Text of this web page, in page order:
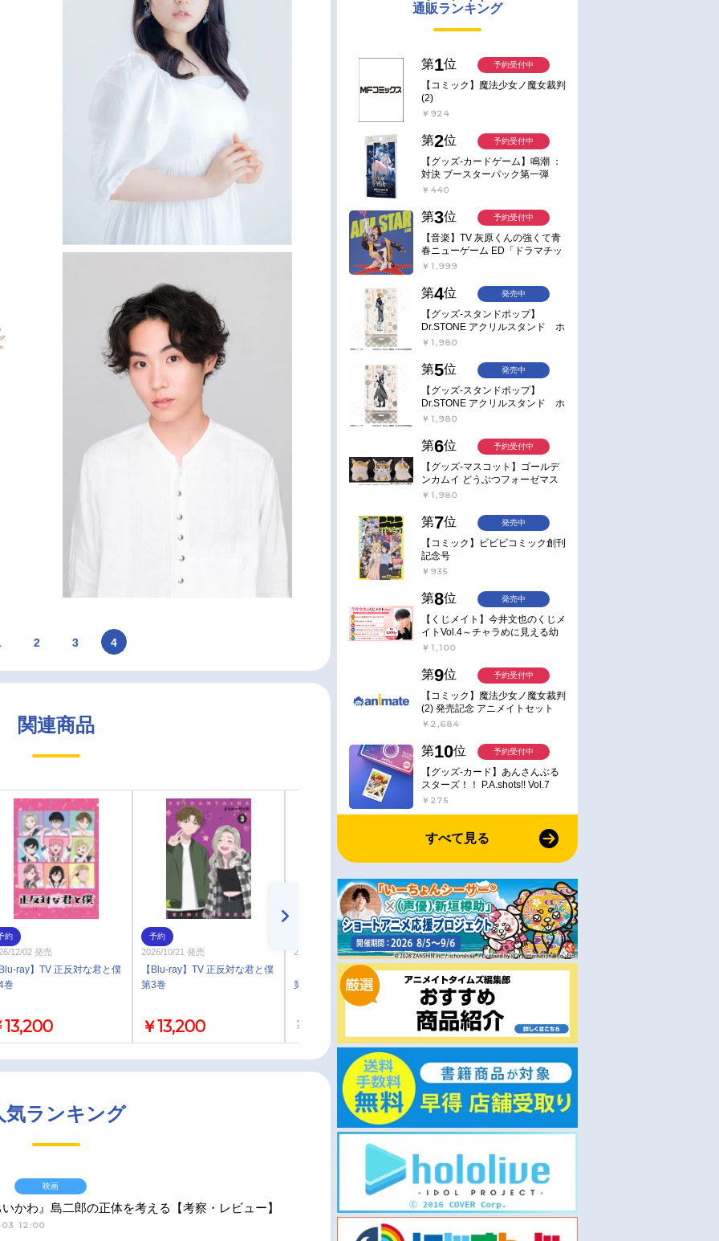
2 3 4
関連商品
約
12/02 発売
ray】TV 正反対な君と僕
巻
13,200
予約
2026/10/21 発売
【Blu-ray】TV 正反対な君と僕
第3巻
￥13,200
2026/05/27 発売
【Blu-ray】TV 正反対な君と僕
第2巻
￥13,200
即取り
2026/04/22 発売
【Blu-ray】TV 正反対な君と僕
第1巻
￥13,200
気ランキング
かわ』島二郎の正体を考える【考察・レビュー】
12:00
映画
通販ランキング
第1位
【コミック】魔法少女ノ魔女裁判
(2)
￥924
予約受付中
第2位
【グッズ-カードゲーム】鳴潮 ：
対決 ブースターパック第一弾
【ポイント2倍】
￥440
予約受付中
第3位
【音楽】TV 灰原くんの強くて青
春ニューゲーム ED「ドラマチッ
ク逃避行」収録シングル AIM
￥1,999
予約受付中
第4位
【グッズ-スタンドポップ】
Dr.STONE アクリルスタンド ホ
ワイマンといっしょver. スタン
￥1,980
発売中
第5位
【グッズ-スタンドポップ】
Dr.STONE アクリルスタンド ホ
ワイマンといっしょver. Dr.ゼノ
￥1,980
発売中
第6位
【グッズ-マスコット】ゴールデ
ンカムイ どうぶつフォーゼマス
コット 4.尾形百之助【再販】
￥1,980
予約受付中
第7位
【コミック】ビビビコミック創刊
記念号
￥935
発売中
第8位
【くじメイト】今井文也のくじメ
イトVol.4～チャラめに見える幼
馴染、実は一途で独占欲が強いん
￥1,100
発売中
第9位
【コミック】魔法少女ノ魔女裁判
(2) 発売記念 アニメイトセット
【アクリルスタンド2種セット購
産】
￥2,684
予約受付中
第10位
【グッズ-カード】あんさんぶる
スターズ！！ P.A.shots!! Vol.7
Action
￥275
予約受付中
すべて見る